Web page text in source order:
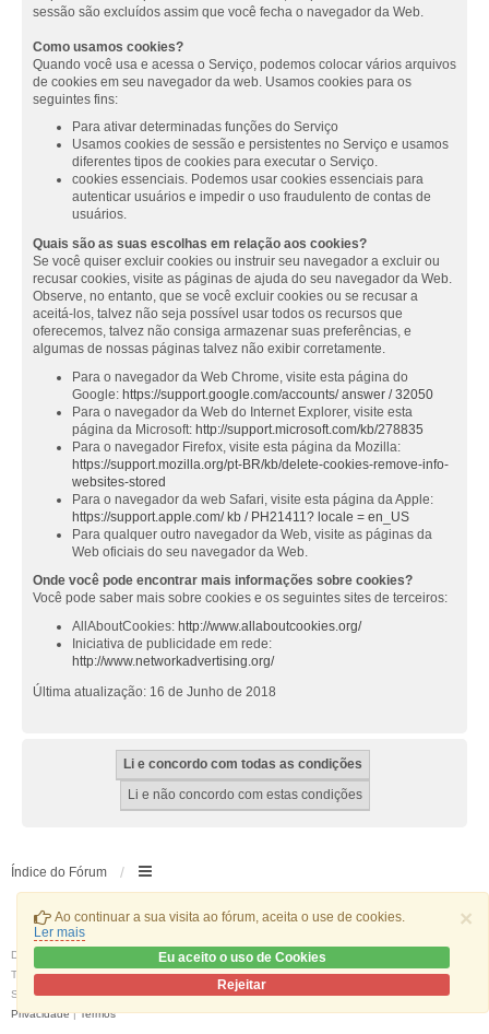
×
Ao continuar a sua visita ao fórum, aceita o use de cookies.
Ler mais
Eu aceito o uso de Cookies
Rejeitar
sessão são excluídos assim que você fecha o navegador da Web.
Como usamos cookies?
Quando você usa e acessa o Serviço, podemos colocar vários arquivos
de cookies em seu navegador da web. Usamos cookies para os
seguintes fins:
Para ativar determinadas funções do Serviço
Usamos cookies de sessão e persistentes no Serviço e usamos
diferentes tipos de cookies para executar o Serviço.
cookies essenciais. Podemos usar cookies essenciais para
autenticar usuários e impedir o uso fraudulento de contas de
usuários.
Quais são as suas escolhas em relação aos cookies?
Se você quiser excluir cookies ou instruir seu navegador a excluir ou
recusar cookies, visite as páginas de ajuda do seu navegador da Web.
Observe, no entanto, que se você excluir cookies ou se recusar a
aceitá-los, talvez não seja possível usar todos os recursos que
oferecemos, talvez não consiga armazenar suas preferências, e
algumas de nossas páginas talvez não exibir corretamente.
Para o navegador da Web Chrome, visite esta página do
Google: https://support.google.com/accounts/ answer / 32050
Para o navegador da Web do Internet Explorer, visite esta
página da Microsoft: http://support.microsoft.com/kb/278835
Para o navegador Firefox, visite esta página da Mozilla:
https://support.mozilla.org/pt-BR/kb/delete-cookies-remove-info-
websites-stored
Para o navegador da web Safari, visite esta página da Apple:
https://support.apple.com/ kb / PH21411? locale = en_US
Para qualquer outro navegador da Web, visite as páginas da
Web oficiais do seu navegador da Web.
Onde você pode encontrar mais informações sobre cookies?
Você pode saber mais sobre cookies e os seguintes sites de terceiros:
AllAboutCookies: http://www.allaboutcookies.org/
Iniciativa de publicidade em rede:
http://www.networkadvertising.org/
Última atualização: 16 de Junho de 2018
Índice do Fórum
Desenvolvido por
® Forum Software © phpBB Limited
Traduzido por:phpBB Portugal
Stylewe_universalcreated by INVENTEA & v12mike
Privacidade|Termos